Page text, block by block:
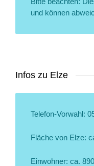
und können
Infos zu Elze
Telefon-Vorwahl:
Fläche von Elze:
Einwohner: ca.